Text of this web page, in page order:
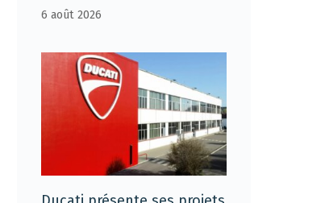
6 août 2026